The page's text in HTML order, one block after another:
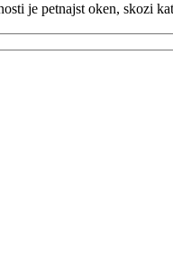
je petnajst oken, skozi